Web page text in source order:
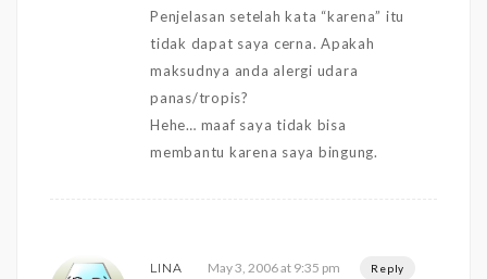
Penjelasan setelah kata “karena” itu
tidak dapat saya cerna. Apakah
maksudnya anda alergi udara
panas/tropis?
Hehe… maaf saya tidak bisa
membantu karena saya bingung.
LINA May 3, 2006 at 9:35 pm Reply